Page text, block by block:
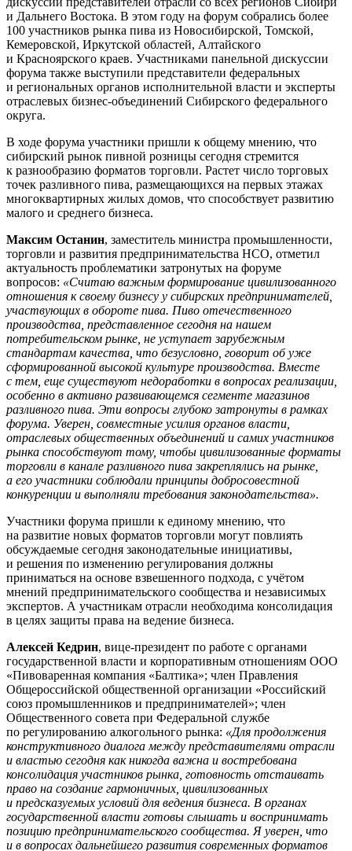
и Дальнего Востока. В этом году на форум собрались более
100 участников рынка пива из Новосибирской, Томской,
Кемеровской, Иркутской областей, Алтайского
и Красноярского краев. Участниками панельной дискуссии
форума также выступили представители федеральных
и региональных органов исполнительной власти и эксперты
отраслевых бизнес-объединений Сибирского федерального
округа.
В ходе форума участники пришли к общему мнению, что
сибирский рынок пивной розницы сегодня стремится
к разнообразию форматов торговли. Растет число торговых
точек разливного пива, размещающихся на первых этажах
многоквартирных жилых домов, что способствует развитию
малого и среднего бизнеса.
Максим Останин, заместитель министра промышленности,
торговли и развития предпринимательства НСО, отметил
актуальность проблематики затронутых на форуме
вопросов: «Считаю важным формирование цивилизованного
отношения к своему бизнесу у сибирских предпринимателей,
участвующих в обороте пива. Пиво отечественного
производства, представленное сегодня на нашем
потребительском рынке, не уступает зарубежным
стандартам качества, что безусловно, говорит об уже
сформированной высокой культуре производства. Вместе
с тем, еще существуют недоработки в вопросах реализации,
особенно в активно развивающемся сегменте магазинов
разливного пива. Эти вопросы глубоко затронуты в рамках
форума. Уверен, совместные усилия органов власти,
отраслевых общественных объединений и самих участников
рынка способствуют тому, чтобы цивилизованные форматы
торговли в канале разливного пива закреплялись на рынке,
а его участники соблюдали принципы добросовестной
конкуренции и выполняли требования законодательства».
Участники форума пришли к единому мнению, что
на развитие новых форматов торговли могут повлиять
обсуждаемые сегодня законодательные инициативы,
и решения по изменению регулирования должны
приниматься на основе взвешенного подхода, с учётом
мнений предпринимательского сообщества и независимых
экспертов. А участникам отрасли необходима консолидация
в целях защиты права на ведение бизнеса.
Алексей Кедрин, вице-президент по работе с органами
государственной власти и корпоративным отношениям ООО
«Пивоваренная компания «Балтика»; член Правления
Общероссийской общественной организации «Российский
союз промышленников и предпринимателей»; член
Общественного совета при Федеральной службе
по регулированию алкогольного рынка: «Для продолжения
конструктивного диалога между представителями отрасли
и властью сегодня как никогда важна и востребована
консолидация участников рынка, готовность отстаивать
право на создание гармоничных, цивилизованных
и предсказуемых условий для ведения бизнеса. В органах
государственной власти готовы слышать и воспринимать
позицию предпринимательского сообщества. Я уверен, что
и в вопросах дальнейшего развития современных форматов